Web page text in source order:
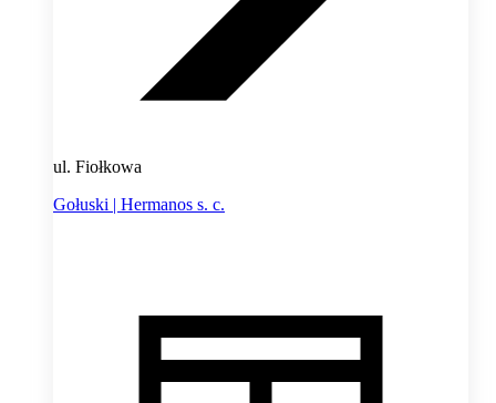
ul. Fiołkowa
Gołuski | Hermanos s. c.